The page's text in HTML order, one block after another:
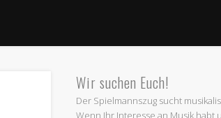
gescher.de)
Wir suchen Euch!
Der Spielmannszug sucht
Wenn Ihr Interesse an Musik habt